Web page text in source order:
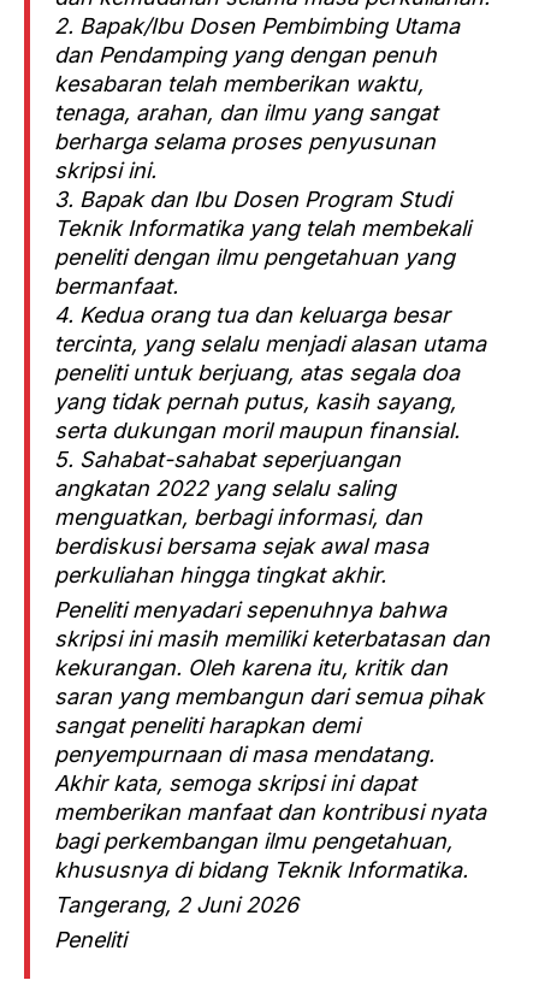
2. Bapak/Ibu Dosen Pembimbing Utama
dan Pendamping yang dengan penuh
kesabaran telah memberikan waktu,
tenaga, arahan, dan ilmu yang sangat
berharga selama proses penyusunan
skripsi ini.
3. Bapak dan Ibu Dosen Program Studi
Teknik Informatika yang telah membekali
peneliti dengan ilmu pengetahuan yang
bermanfaat.
4. Kedua orang tua dan keluarga besar
tercinta, yang selalu menjadi alasan utama
peneliti untuk berjuang, atas segala doa
yang tidak pernah putus, kasih sayang,
serta dukungan moril maupun finansial.
5. Sahabat-sahabat seperjuangan
angkatan 2022 yang selalu saling
menguatkan, berbagi informasi, dan
berdiskusi bersama sejak awal masa
perkuliahan hingga tingkat akhir.
Peneliti menyadari sepenuhnya bahwa
skripsi ini masih memiliki keterbatasan dan
kekurangan. Oleh karena itu, kritik dan
saran yang membangun dari semua pihak
sangat peneliti harapkan demi
penyempurnaan di masa mendatang.
Akhir kata, semoga skripsi ini dapat
memberikan manfaat dan kontribusi nyata
bagi perkembangan ilmu pengetahuan,
khususnya di bidang Teknik Informatika.
Tangerang, 2 Juni 2026
Peneliti